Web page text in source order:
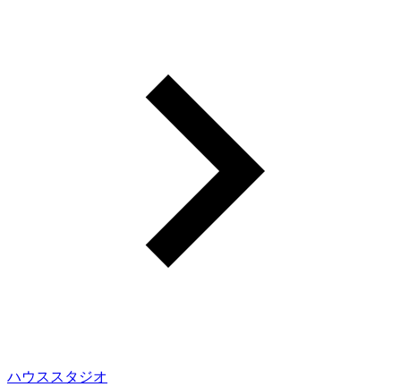
ハウススタジオ